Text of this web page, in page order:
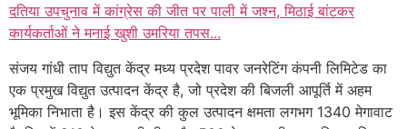
दतिया उपचुनाव में कांग्रेस की जीत पर पाली में जश्न, मिठाई बांटकर
कार्यकर्ताओं ने मनाई खुशी उमरिया तपस...
संजय गांधी ताप विद्युत केंद्र मध्य प्रदेश पावर जनरेटिंग कंपनी लिमिटेड का
एक प्रमुख विद्युत उत्पादन केंद्र है, जो प्रदेश की बिजली आपूर्ति में अहम
भूमिका निभाता है। इस केंद्र की कुल उत्पादन क्षमता लगभग 1340 मेगावाट